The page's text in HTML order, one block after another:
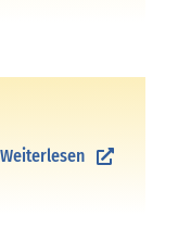
Weiterlesen